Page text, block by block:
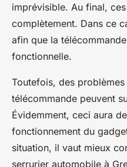
imprévisible. Au final,
complètement. Dans ce
afin que la
fonctionnelle.
Toutefois, des
télécommande peuvent
Évidemment, ceci aura
fonctionnement du
situation, il vaut mieux
serrurier automobile à